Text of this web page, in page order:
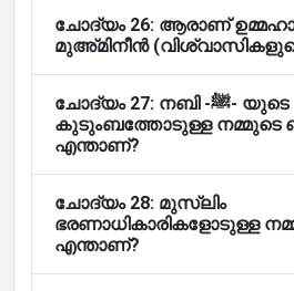
ചോദ്യം 26: ആരാണ്
മുഅ്മിനീൻ
ചോദ്യം 27: നബി -ﷺ- യുടെ
കുടുംബത്തോടുള്ള നമ്മുടെ
എന്താണ്?
ചോദ്യം 28: മുസ്ലിം
ഭരണാധികാരികളോടുള്ള
എന്താണ്?